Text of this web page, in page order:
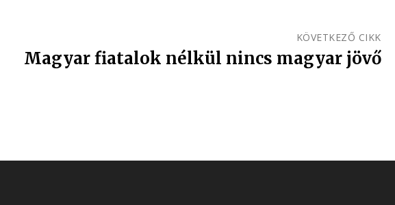
KÖVETKEZŐ CIKK
Magyar fiatalok nélkül nincs magyar jövő